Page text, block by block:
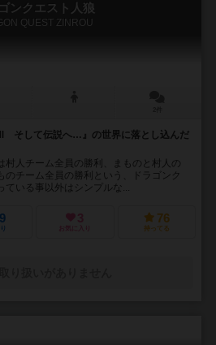
ゴンクエスト人狼
QUEST ZINROU
そして伝説へ…』の世界に落とし込んだ
村人チーム全員の勝利、まものと村人の
のチーム全員の勝利という、ドラゴンク
ている事以外はシンプルな...
3
お気に入り
76
持ってる